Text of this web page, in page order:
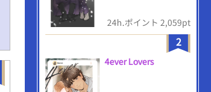
24h.ポイント 2,059pt
2
4ever Lovers